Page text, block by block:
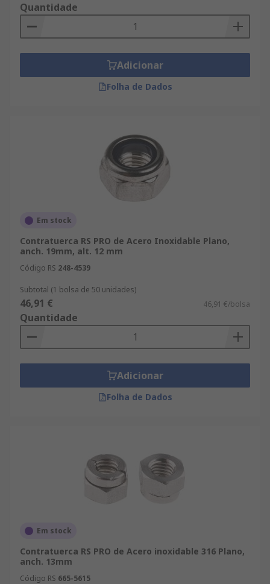
Quantidade
Adicionar
Folha de Dados
Em stock
Contratuerca RS PRO de Acero Inoxidable Plano,
anch. 19mm, alt. 12 mm
Código RS 248-4539
Subtotal (1 bolsa de 50 unidades)
46,91 € 46,91 €/bolsa
Quantidade
Adicionar
Folha de Dados
Em stock
Contratuerca RS PRO de Acero inoxidable 316 Plano,
anch. 13mm
Código RS 665-5615